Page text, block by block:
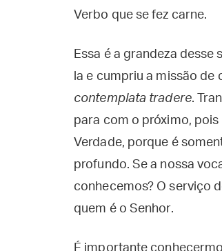
Verbo que se fez carne.
Essa é a grandeza
la e cumpriu a missão
contemplata tradere.
para com o próximo, pois
Verdade, porque é
profundo. Se a nossa
conhecemos? O serviço
quem é o Senhor.
É importante